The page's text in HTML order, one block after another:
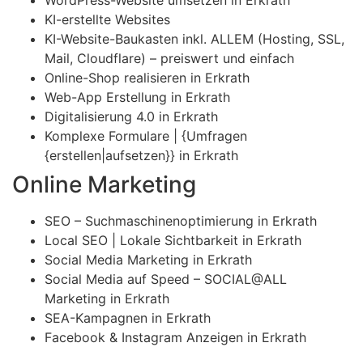
KI-erstellte Websites
KI-Website-Baukasten inkl. ALLEM (Hosting, SSL,
Mail, Cloudflare) – preiswert und einfach
Online-Shop realisieren in Erkrath
Web-App Erstellung in Erkrath
Digitalisierung 4.0 in Erkrath
Komplexe Formulare | {Umfragen
{erstellen|aufsetzen}} in Erkrath
Online Marketing
SEO – Suchmaschinenoptimierung in Erkrath
Local SEO | Lokale Sichtbarkeit in Erkrath
Social Media Marketing in Erkrath
Social Media auf Speed – SOCIAL@ALL
Marketing in Erkrath
SEA-Kampagnen in Erkrath
Facebook & Instagram Anzeigen in Erkrath